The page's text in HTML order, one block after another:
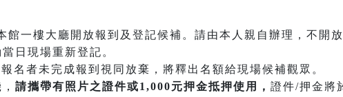
館一樓大廳開放報到及登記候補。請由本人親自辦理，不開
日現場重新登記。
名者未完成報到視同放棄，將釋出名額給現場候補觀眾。
請攜帶有照片之證件或1,000元押金抵押使用， 證件/押金將